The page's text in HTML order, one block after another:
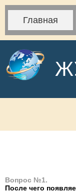
Главная
Вопрос №1.
После чего